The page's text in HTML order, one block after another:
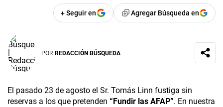
+ Seguir en Agregar Búsqueda en
POR REDACCIÓN BÚSQUEDA
El pasado 23 de agosto el Sr. Tomás Linn fustiga sin
reservas a los que pretenden “Fundir las AFAP”. En nuestra